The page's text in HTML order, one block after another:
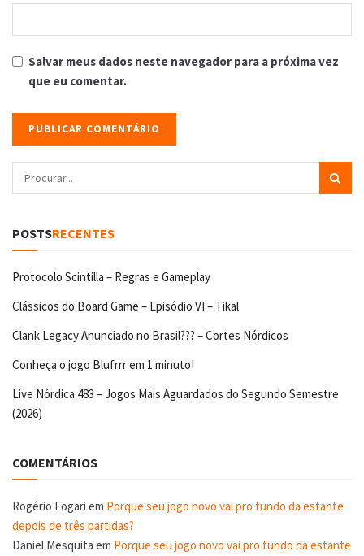
Salvar meus dados neste navegador para a próxima vez
que eu comentar.
POSTSRECENTES
Protocolo Scintilla – Regras e Gameplay
Clássicos do Board Game – Episódio VI – Tikal
Clank Legacy Anunciado no Brasil??? – Cortes Nórdicos
Conheça o jogo Blufrrr em 1 minuto!
Live Nórdica 483 – Jogos Mais Aguardados do Segundo Semestre
(2026)
COMENTÁRIOS
Rogério Fogari em Porque seu jogo novo vai pro fundo da estante
depois de três partidas?
Daniel Mesquita em Porque seu jogo novo vai pro fundo da estante